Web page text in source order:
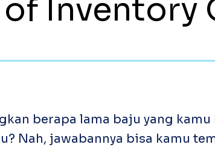
of Inventory
berapa lama baju yang
Nah, jawabannya bisa kamu